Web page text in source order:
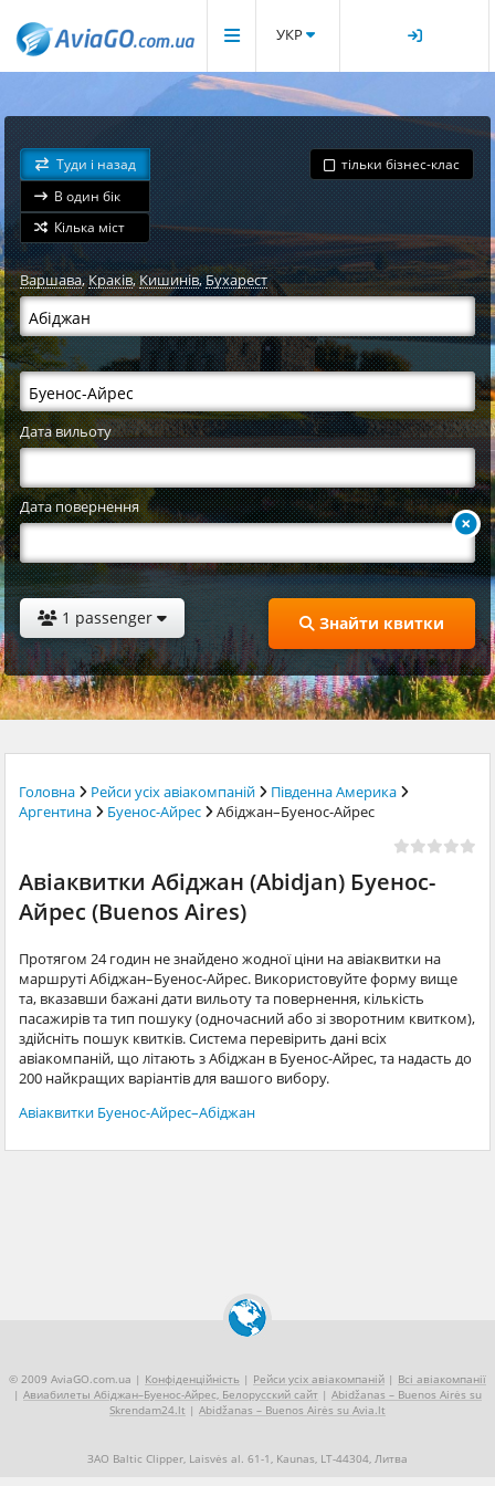
УКР
Туди і назад
В один бік
Кілька міст
тільки бізнес-клас
Варшава,Краків,Кишинів,Бухарест
Дата вильоту
Дата повернення
1 passenger Знайти квитки
Головна Рейси усіх авіакомпаній
Південна Америка
Аргентина
Буенос-Айрес Абіджан–Буенос-Айрес
Авіаквитки Абіджан (Abidjan) Буенос-
Айрес (Buenos Aires)
Протягом 24 годин не знайдено жодної ціни на авіаквитки на
маршруті Абіджан–Буенос-Айрес. Використовуйте форму вище
та, вказавши бажані дати вильоту та повернення, кількість
пасажирів та тип пошуку (одночасний або зі зворотним квитком),
здійсніть пошук квитків. Система перевірить дані всіх
авіакомпаній, що літають з Абіджан в Буенос-Айрес, та надасть до
200 найкращих варіантів для вашого вибору.
Авіаквитки Буенос-Айрес–Абіджан
© 2009 AviaGO.com.ua | Конфіденційність | Рейси усіх авіакомпаній | Всі авіакомпанії
| Авиабилеты Абіджан–Буенос-Айрес, Белорусский сайт | Abidžanas – Buenos Airės su
Skrendam24.lt | Abidžanas – Buenos Airės su Avia.lt
ЗАО Baltic Clipper, Laisvės al. 61-1, Kaunas, LT-44304, Литва